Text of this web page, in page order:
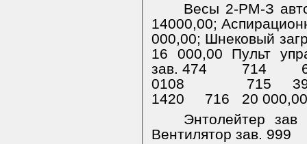
Весы 2-РМ-З
14000,00;
000,00; Шнековый
16 000,00 Пульт
зав. 474
714
0108
715
1420
716
20
Энтолейтер зав
Вентилятор зав. 999